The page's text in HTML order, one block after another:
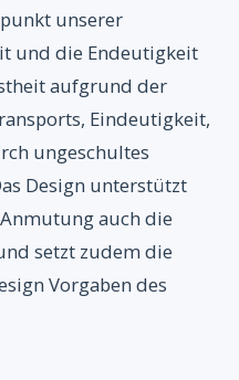
unserer
und die Endeutigkeit
aufgrund der
Eindeutigkeit,
ungeschultes
Design unterstützt
auch die
setzt zudem die
Vorgaben des